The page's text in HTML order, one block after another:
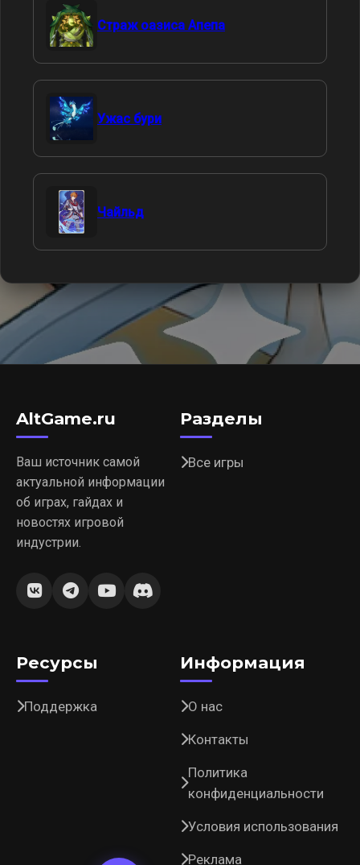
Страж оазиса Апепа
Ужас бури
Чайльд
AltGame.ru
Ваш источник самой
актуальной информации
об играх, гайдах и
новостях игровой
индустрии.
Разделы
Все игры
Ресурсы
Поддержка
Информация
О нас
Контакты
Политика
конфиденциальности
Условия использования
Реклама